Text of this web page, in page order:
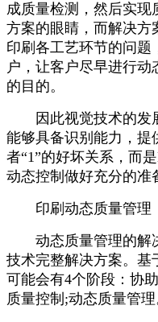
成质量检测，然后实
方案的眼睛，而解决方
印刷各工艺环节的问题
户，让客户尽早进行动
的目的。
因此视觉技术的发
能够具备识别能力，提
者“1”的好坏关系，而
动态控制做好充分的准
印刷动态质量管理
动态质量管理的解
技术完整解决方案。基
可能会有4个阶段：协
质量控制;动态质量管理